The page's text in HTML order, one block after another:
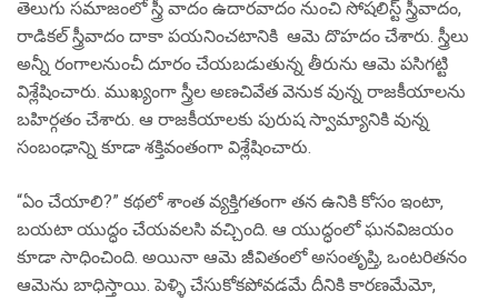
తెలుగు సమాజంలో స్త్రీ వాదం ఉదారవాదం నుంచి సోషలిస్ట్ స్త్రీవాదం,
రాడికల్ స్త్రీవాదం దాకా పయనించటానికి ఆమె దొహదం చేశారు. స్త్రీలు
అన్నీ రంగాలనుంచీ దూరం చేయబడుతున్న తీరును ఆమె పసిగట్టి
విశ్లేషించారు. ముఖ్యంగా స్త్రీల అణచివేత వెనుక వున్న రాజకీయాలను
బహిర్గతం చేశారు. ఆ రాజకీయాలకు పురుష స్వామ్యానికి వున్న
సంబంఢాన్ని కూడా శక్తివంతంగా విశ్లేషించారు.
“ఏం చేయాలి?” కథలో శాంత వ్యక్తిగతంగా తన ఉనికి కోసం ఇంటా,
బయటా యుద్ధం చేయవలసి వచ్చింది. ఆ యుద్ధంలో ఘనవిజయం
కూడా సాధించింది. అయినా ఆమె జీవితంలో అసంతృప్తి, ఒంటరితనం
ఆమెను బాధిస్తాయి. పెళ్ళి చేసుకోకపోవడమే దీనికి కారణమేమో,